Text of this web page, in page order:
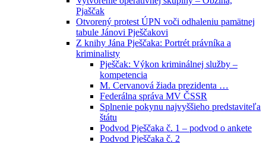
Pjaščak
Otvorený protest ÚPN voči odhaleniu pamätnej
tabule Jánovi Pješčakovi
Z knihy Jána Pješčaka: Portrét právníka a
kriminalisty
Pješčak: Výkon kriminálnej služby –
kompetencia
M. Cervanová žiada prezidenta …
Federálna správa MV ČSSR
Splnenie pokynu najvyššieho predstaviteľa
štátu
Podvod Pješčaka č. 1 – podvod o ankete
Podvod Pješčaka č. 2